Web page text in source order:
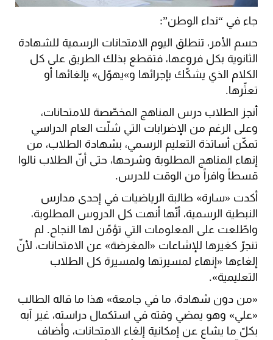
جاء في “نداء الوطن”:
حسم الأمر، تنطلق اليوم الامتحانات الرسمية للشهادة
الثانوية بكل فروعها، فتقطع بذلك الطريق على كل
الكلام الذي يشكّك بإجرائها و»يهوّل» بإلغائها أو
تعثّرها.
أنجز الطلاب درس المناهج المخصّصة للامتحانات،
وعلى الرغم من الإضرابات التي شلّت العام الدراسي
تمكّن أساتذة التعليم الرسمي، بشهادة الطلاب، من
إنهاء المناهج المطلوبة وشرحها، حتى أنّ الطلاب نالوا
قسطاً وافراً من الوقت للدرس.
أكدت «سارة» طالبة الرياضيات في إحدى مدارس
النبطية الرسمية، أنّها أنهت كل الدروس المطلوبة،
واطّلعت على المعلومات التي تؤمّن لها النجاح. لم
تنجرّ كغيرها للإشاعات «المغرضة» عن الامتحانات، لأنّ
إلغاءها «إنهاء لمسيرتها ولمسيرة كل الطلاب
التعليمية».
«من دون شهادة، ما في جامعة» هذا ما قاله الطالب
«علي» وهو يمضي وقته في استكمال دراسته، غير آبه
بكلّ ما يشاع عن إمكانية إلغاء الامتحانات، وأضاف